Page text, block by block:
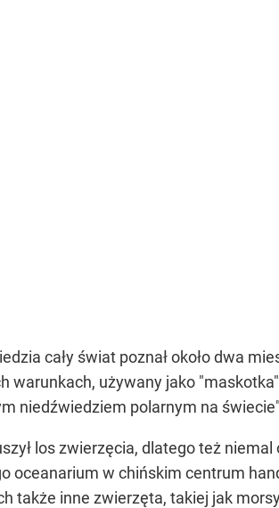
cały świat poznał około dwa
warunkach, używany jako
niedźwiedziem polarnym na
los zwierzęcia, dlatego też
oceanarium w chińskim centrum
także inne zwierzęta, takiej jak